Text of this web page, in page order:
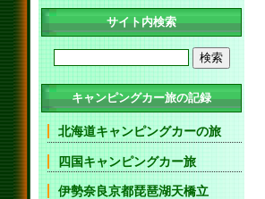
サイト内検索
キャンピングカー旅の記録
北海道キャンピングカーの旅
四国キャンピングカー旅
伊勢奈良京都琵琶湖天橋立